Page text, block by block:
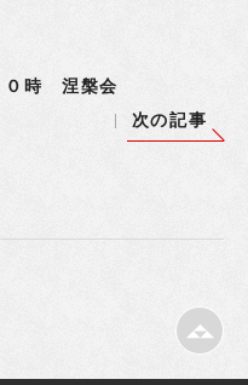
０時 涅槃会
次の記事